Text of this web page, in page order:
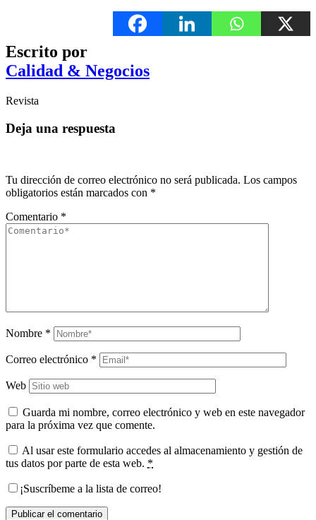
Escrito por
Calidad & Negocios
Revista
Deja una respuesta
Tu dirección de correo electrónico no será publicada. Los campos
obligatorios están marcados con *
Comentario *
Nombre *
Correo electrónico *
Web
Guarda mi nombre, correo electrónico y web en este navegador
para la próxima vez que comente.
Al usar este formulario accedes al almacenamiento y gestión de
tus datos por parte de esta web. *
¡Suscríbeme a la lista de correo!
Publicar el comentario